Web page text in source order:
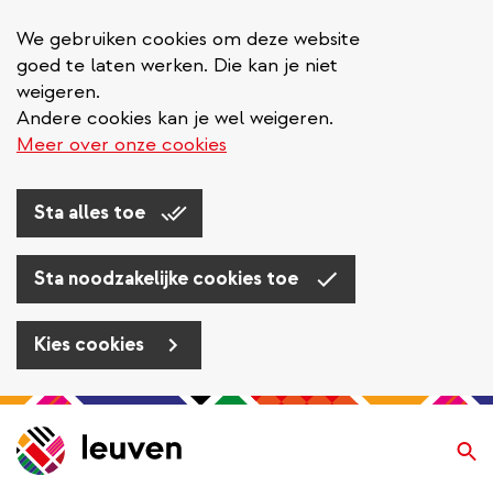
We gebruiken cookies om deze website
goed te laten werken. Die kan je niet
weigeren.
Andere cookies kan je wel weigeren.
Meer over onze cookies
Sta alles toe
Sta noodzakelijke cookies toe
Kies cookies
Overslaan
en
naar